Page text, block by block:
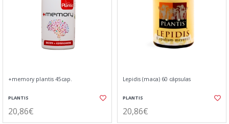
+memory plantis 45cap.
PLANTIS
20,86€
Lepidis (maca) 60 cápsulas
PLANTIS
20,86€